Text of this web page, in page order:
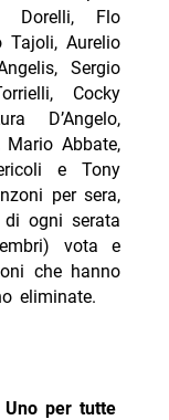
Dorelli, Flo
Tajoli, Aurelio
Sergio
Cocky
D’Angelo,
Mario Abbate,
e Tony
per sera,
ogni serata
vota e
che hanno
eliminate.
Uno per tutte